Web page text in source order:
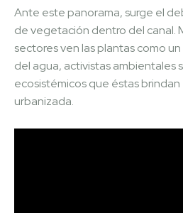
Ante este panorama, surge el
de vegetación dentro del canal.
sectores ven las plantas como
del agua, activistas ambientales
ecosistémicos que éstas
urbanizada.